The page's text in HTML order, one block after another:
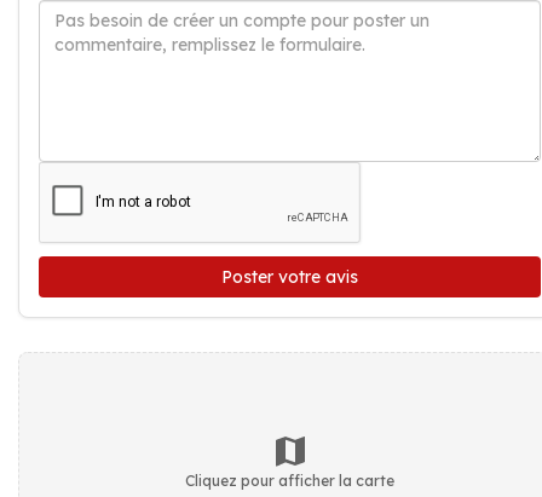
Poster votre avis
Cliquez pour afficher la carte